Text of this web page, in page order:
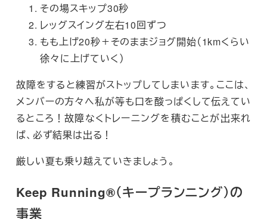
その場スキップ30秒
レッグスイング左右10回ずつ
もも上げ20秒＋そのままジョグ開始（1kmくらい
徐々に上げていく）
故障をすると練習がストップしてしまいます。ここは、
メンバーの方々へ私が等も口を酸っぱくして伝えてい
るところ！故障なくトレーニングを積むことが出来れ
ば、必ず結果は出る！
厳しい夏も乗り越えていきましょう。
Keep Running®（キープランニング）の
事業